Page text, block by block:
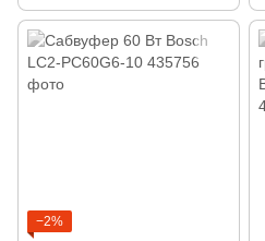
−2%